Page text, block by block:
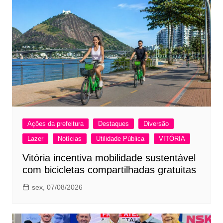
Ações da prefeitura Destaques
Diversão
Lazer
Notícias Utilidade Pública VITÓRIA
Vitória incentiva mobilidade sustentável
com bicicletas compartilhadas gratuitas
sex, 07/08/2026